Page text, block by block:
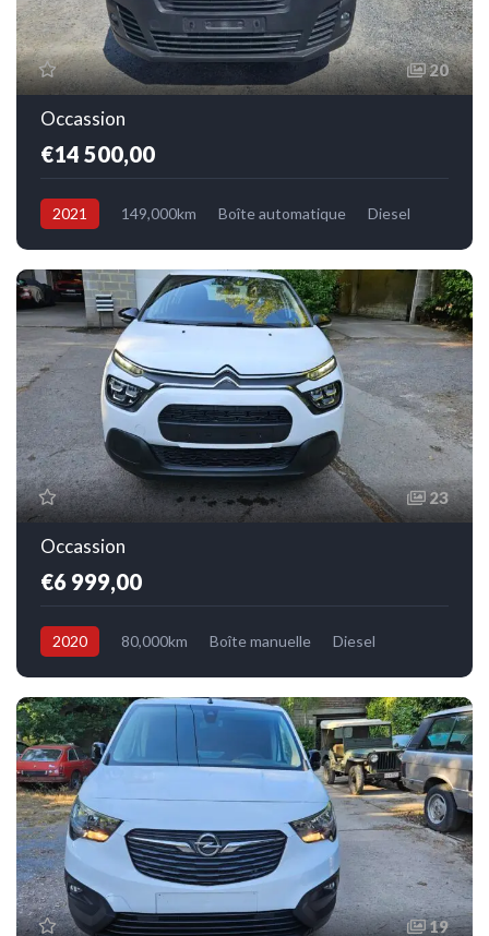
20
Occassion
€14 500,00
2021 149,000km Boîte automatique
Diesel
23
Occassion
€6 999,00
2020 80,000km Boîte manuelle
Diesel
19